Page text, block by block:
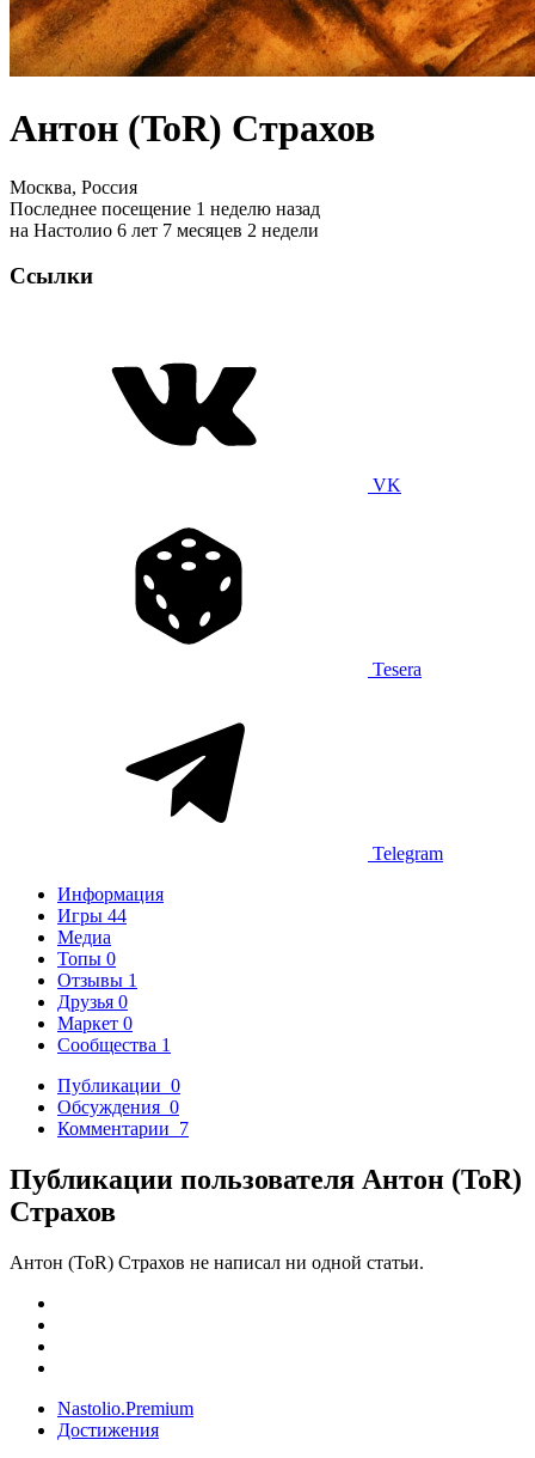
Антон (ToR) Страхов
Москва, Россия
Последнее посещение 1 неделю назад
на Настолио 6 лет 7 месяцев 2 недели
Ссылки
VK
Tesera
Telegram
Информация
Игры 44
Медиа
Топы 0
Отзывы 1
Друзья 0
Маркет 0
Сообщества 1
Публикации 0
Обсуждения 0
Комментарии 7
Публикации пользователя Антон (ToR)
Страхов
Антон (ToR) Страхов не написал ни одной статьи.
Nastolio.Premium
Достижения